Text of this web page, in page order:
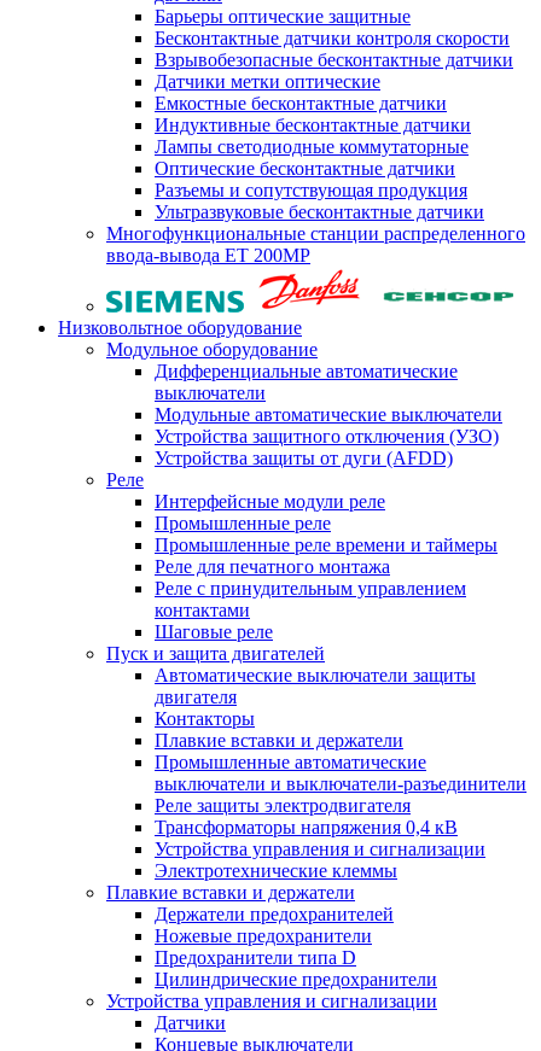
Барьеры оптические защитные
Бесконтактные датчики контроля скорости
Взрывобезопасные бесконтактные датчики
Датчики метки оптические
Емкостные бесконтактные датчики
Индуктивные бесконтактные датчики
Лампы светодиодные коммутаторные
Оптические бесконтактные датчики
Разъемы и сопутствующая продукция
Ультразвуковые бесконтактные датчики
Многофункциональные станции распределенного
ввода-вывода ET 200MP
Низковольтное оборудование
Модульное оборудование
Дифференциальные автоматические
выключатели
Модульные автоматические выключатели
Устройства защитного отключения (УЗО)
Устройства защиты от дуги (AFDD)
Реле
Интерфейсные модули реле
Промышленные реле
Промышленные реле времени и таймеры
Реле для печатного монтажа
Реле с принудительным управлением
контактами
Шаговые реле
Пуск и защита двигателей
Автоматические выключатели защиты
двигателя
Контакторы
Плавкие вставки и держатели
Промышленные автоматические
выключатели и выключатели-разъединители
Реле защиты электродвигателя
Трансформаторы напряжения 0,4 кВ
Устройства управления и сигнализации
Электротехнические клеммы
Плавкие вставки и держатели
Держатели предохранителей
Ножевые предохранители
Предохранители типа D
Цилиндрические предохранители
Устройства управления и сигнализации
Датчики
Концевые выключатели